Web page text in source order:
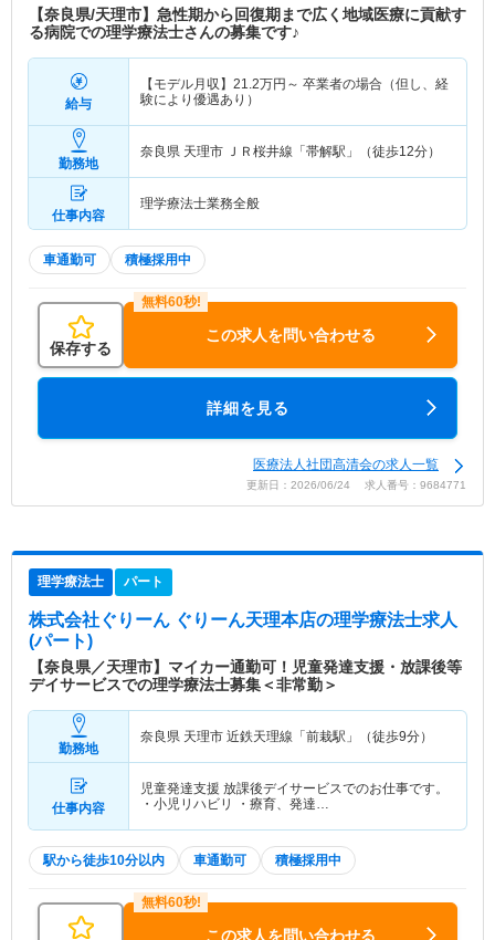
【奈良県/天理市】急性期から回復期まで広く地域医療に貢献す
る病院での理学療法士さんの募集です♪
給与
【モデル月収】 21.2万円～ 卒業者の場合（但し、経
験により優遇あり）
勤務地
奈良県 天理市 ＪＲ桜井線「帯解駅」（徒歩12分）
仕事内容
理学療法士業務全般
車通勤可 積極採用中
保存する
この求人を問い合わせる
詳細を見る
医療法人社団高清会の求人一覧
更新日：2026/06/24 求人番号：9684771
理学療法士 パート
株式会社ぐりーん ぐりーん天理本店の理学療法士求人
(パート)
【奈良県／天理市】マイカー通勤可！児童発達支援・放課後等
デイサービスでの理学療法士募集＜非常勤＞
勤務地
奈良県 天理市 近鉄天理線「前栽駅」（徒歩9分）
仕事内容
児童発達支援 放課後デイサービスでのお仕事です。
・小児リハビリ ・療育、発達…
駅から徒歩10分以内 車通勤可 積極採用中
この求人を問い合わせる